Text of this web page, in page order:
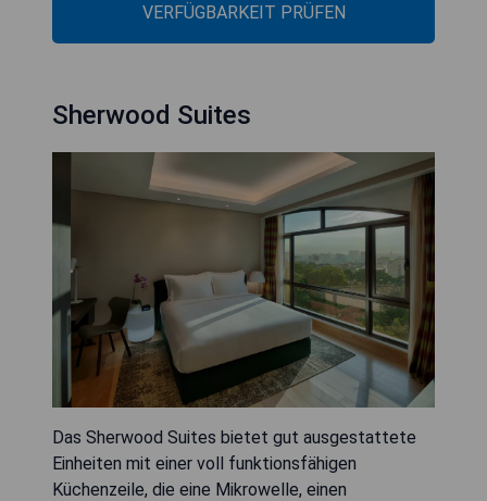
VERFÜGBARKEIT PRÜFEN
Sherwood Suites
Das Sherwood Suites bietet gut ausgestattete
Einheiten mit einer voll funktionsfähigen
Küchenzeile, die eine Mikrowelle, einen